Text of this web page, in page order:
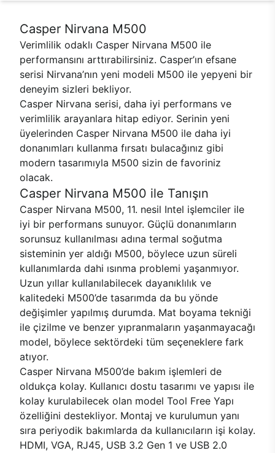
Casper Nirvana M500
Verimlilik odaklı Casper Nirvana M500 ile
performansını arttırabilirsiniz. Casper’ın efsane
serisi Nirvana’nın yeni modeli M500 ile yepyeni bir
deneyim sizleri bekliyor.
Casper Nirvana serisi, daha iyi performans ve
verimlilik arayanlara hitap ediyor. Serinin yeni
üyelerinden Casper Nirvana M500 ile daha iyi
donanımları kullanma fırsatı bulacağınız gibi
modern tasarımıyla M500 sizin de favoriniz
olacak.
Casper Nirvana M500 ile Tanışın
Casper Nirvana M500, 11. nesil Intel işlemciler ile
iyi bir performans sunuyor. Güçlü donanımların
sorunsuz kullanılması adına termal soğutma
sisteminin yer aldığı M500, böylece uzun süreli
kullanımlarda dahi ısınma problemi yaşanmıyor.
Uzun yıllar kullanılabilecek dayanıklılık ve
kalitedeki M500’de tasarımda da bu yönde
değişimler yapılmış durumda. Mat boyama tekniği
ile çizilme ve benzer yıpranmaların yaşanmayacağı
model, böylece sektördeki tüm seçeneklere fark
atıyor.
Casper Nirvana M500’de bakım işlemleri de
oldukça kolay. Kullanıcı dostu tasarımı ve yapısı ile
kolay kurulabilecek olan model Tool Free Yapı
özelliğini destekliyor. Montaj ve kurulumun yanı
sıra periyodik bakımlarda da kullanıcıların işi kolay.
HDMI, VGA, RJ45, USB 3.2 Gen 1 ve USB 2.0